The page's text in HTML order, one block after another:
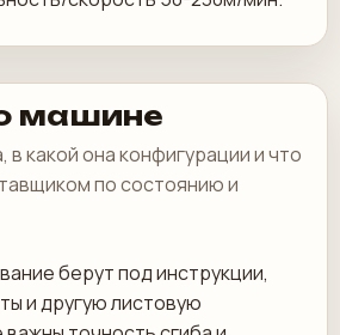
машине
в какой она конфигурации и что
по состоянию и
берут под инструкции,
и другую листовую